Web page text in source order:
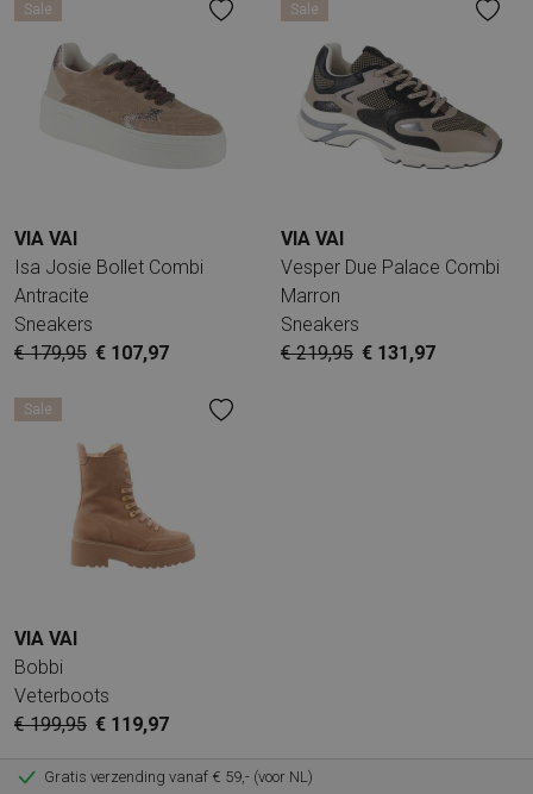
Sale
VIA VAI
Isa Josie Bollet Combi
Antracite
Sneakers
€ 179,95 € 107,97
Sale
VIA VAI
Vesper Due Palace Combi
Marron
Sneakers
€ 219,95 € 131,97
Sale
VIA VAI
Bobbi
Veterboots
€ 199,95 € 119,97
Gratis verzending vanaf € 59,- (voor NL)